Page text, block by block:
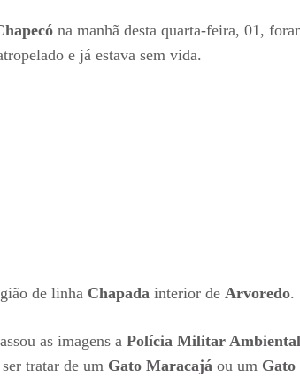
na manhã desta quarta-feira, 01,
e já estava sem vida.
de linha Chapada interior de Arvoredo.
as imagens a Polícia Militar Ambiental
tratar de um Gato Maracajá ou um Gato